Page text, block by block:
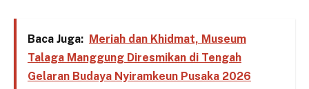
Baca Juga: Meriah dan Khidmat, Museum
Talaga Manggung Diresmikan di Tengah
Gelaran Budaya Nyiramkeun Pusaka 2026